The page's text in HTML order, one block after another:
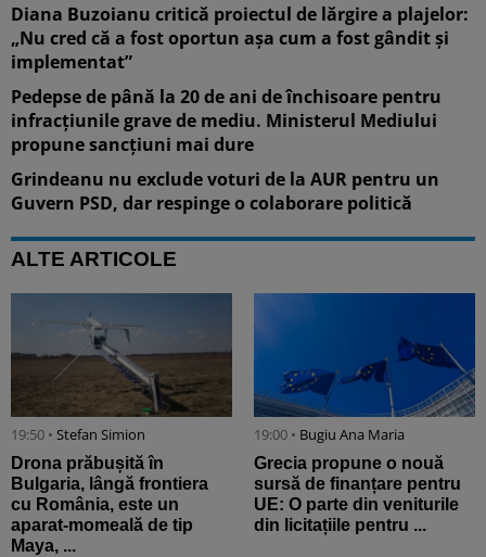
Diana Buzoianu critică proiectul de lărgire a plajelor:
„Nu cred că a fost oportun așa cum a fost gândit și
implementat”
Pedepse de până la 20 de ani de închisoare pentru
infracțiunile grave de mediu. Ministerul Mediului
propune sancțiuni mai dure
Grindeanu nu exclude voturi de la AUR pentru un
Guvern PSD, dar respinge o colaborare politică
ALTE ARTICOLE
19:50 • Stefan Simion
Drona prăbușită în
Bulgaria, lângă frontiera
cu România, este un
aparat-momeală de tip
Maya, ...
19:00 • Bugiu ⁠Ana Maria
Grecia propune o nouă
sursă de finanțare pentru
UE: O parte din veniturile
din licitațiile pentru ...